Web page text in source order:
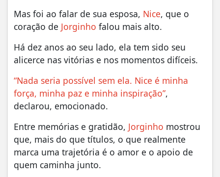
Mas foi ao falar de sua esposa, Nice, que o
coração de Jorginho falou mais alto.
Há dez anos ao seu lado, ela tem sido seu
alicerce nas vitórias e nos momentos difíceis.
“Nada seria possível sem ela. Nice é minha
força, minha paz e minha inspiração”,
declarou, emocionado.
Entre memórias e gratidão, Jorginho mostrou
que, mais do que títulos, o que realmente
marca uma trajetória é o amor e o apoio de
quem caminha junto.